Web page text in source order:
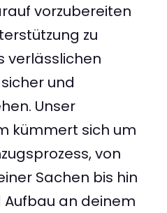
vorzubereiten
zu
verlässlichen
und
Unser
kümmert sich um
von
Sachen bis hin
an deinem